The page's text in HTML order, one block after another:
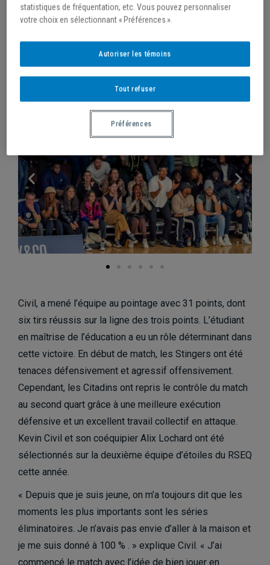
LES CITADINS REMPORTENT LA DEMI-
L’UNIVERSITÉ CONCORDIA. C’EST UNE
CINQUIÈME PRÉSENCE EN FINALE EN ONZE
ANS POUR LES CITADINS.
Civil, a mené l’équipe au pointage avec 31 points, dont
six tirs réussis sur la ligne des trois points. L’étudiant
en maîtrise de l’éducation a eu un rôle déterminant dans
cette victoire. En début de match, les Stingers ont été
tenaces défensivement et agressif offensivement.
Cependant, les Citadins ont repris le contrôle du match
au second quart grâce à une meilleure exécution
défensive et un excellent travail collectif en attaque.
Kevin Civil et son coéquipier Alix Lochard ont été
sélectionnés sur la deuxième équipe d’étoiles du RSEQ
cette année.
« Depuis que je suis jeune, on m’a toujours dit que les
moments les plus importants sont les séries
éliminatoires. Je n’avais pas envie d’aller à la maison et
je me suis donné à 100 % . » explique Civil. « J’ai
commencé le match avec l’idée de bien jouer en
statistiques de fréquentation, etc. Vous pouvez personnaliser
votre choix en sélectionnant « Préférences ».
Tout refuser
Autoriser les témoins
Préférences